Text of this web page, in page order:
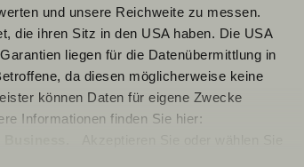
und unsere Reichweite zu messen.
die ihren Sitz in den USA haben. Die USA
liegen für die Datenübermittlung in
da diesen möglicherweise keine
können Daten für eigene Zwecke
Informationen finden Sie hier: